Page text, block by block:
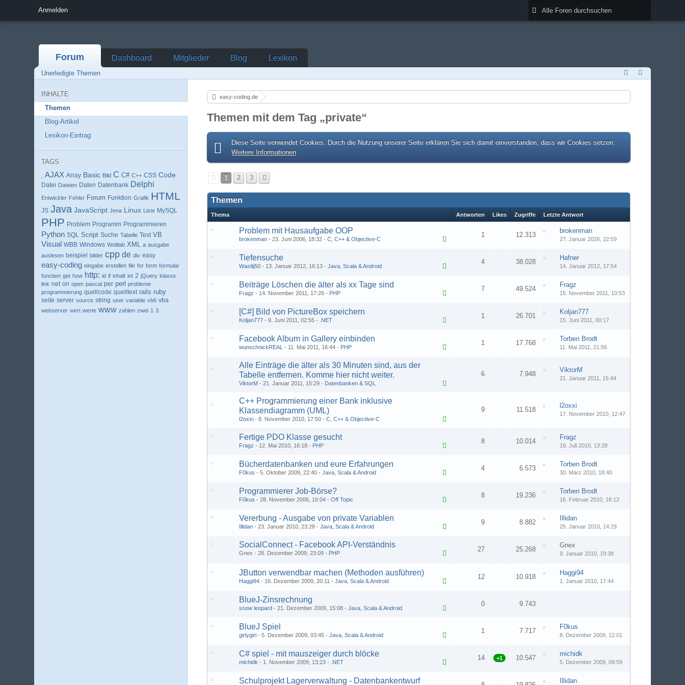
Anmelden
Forum Dashboard Mitglieder Blog Lexikon
Unerledigte Themen
INHALTE
Themen
Blog-Artikel
Lexikon-Eintrag
TAGS
; AJAX Array Basic Bild C C# C++ CSS Code
Datei Dateien Daten Datenbank Delphi
Entwickler Fehler Forum Funktion Grafik HTML
JS Java JavaScript Jena Linux Liste MySQL
PHP Problem Programm Programmieren
Python SQL Script Suche Tabelle Text VB
Visual WBB Windows Woltlab XML a ausgabe
auslesen beispiel bilder cpp de div easy
easy-coding eingabe erstellen file for form formular
function get how http: id if inhalt int 2 jQuery klasse
link net on open pascal per perl
probleme
programmierung quellcode quelltext rails ruby
seite server source string user variable vb6 vba
webserver wert werte www zahlen zwei 1 3
easy-coding.de
Themen mit dem Tag „private“
Diese Seite verwendet Cookies. Durch die Nutzung unserer Seite erklären Sie sich damit einverstanden, dass wir Cookies setzen.
Weitere Informationen
1 2 3
Themen
Thema Antworten Likes Zugriffe Letzte Antwort
Problem mit Hausaufgabe OOP
brokenman 23. Juni 2006, 18:32 C, C++ & Objective-C
1 12.313
brokenman
27. Januar 2026, 22:59
Tiefensuche
Wasilij50 13. Januar 2012, 16:13 Java, Scala & Android
4 38.028
Hafner
14. Januar 2012, 17:54
Beiträge Löschen die älter als xx Tage sind
Fragz 14. November 2011, 17:26 PHP
7 49.524
Fragz
15. November 2011, 10:53
[C#] Bild von PictureBox speichern
Koljan777 9. Juni 2011, 02:55 .NET
1 26.701
Koljan777
15. Juni 2011, 00:17
Facebook Album in Gallery einbinden
wunschnickREAL 11. Mai 2011, 16:44 PHP
1 17.768
Torben Brodt
11. Mai 2011, 21:56
Alle Einträge die älter als 30 Minuten sind, aus der
Tabelle entfernen. Komme hier nicht weiter.
ViktorM 21. Januar 2011, 15:29 Datenbanken & SQL
6 7.948
ViktorM
21. Januar 2011, 15:44
C++ Programmierung einer Bank inklusive
Klassendiagramm (UML)
l2oxxi 8. November 2010, 17:50 C, C++ & Objective-C
9 11.518
l2oxxi
17. November 2010, 12:47
Fertige PDO Klasse gesucht
Fragz 12. Mai 2010, 16:18 PHP
8 10.014
Fragz
19. Juli 2010, 13:28
Bücherdatenbanken und eure Erfahrungen
F0kus 5. Oktober 2009, 22:40 Java, Scala & Android
4 6.573
Torben Brodt
30. März 2010, 18:40
Programmierer Job-Börse?
F0kus 28. November 2006, 16:04 Off Topic
8 19.236
Torben Brodt
16. Februar 2010, 18:12
Vererbung - Ausgabe von private Variablen
Illidan 23. Januar 2010, 23:28 Java, Scala & Android
9 8.882
Illidan
25. Januar 2010, 14:29
SocialConnect - Facebook API-Verständnis
Gnex 28. Dezember 2009, 23:09 PHP 27 25.268
Gnex
9. Januar 2010, 19:38
JButton verwendbar machen (Methoden ausführen)
Haggi94 16. Dezember 2009, 20:11 Java, Scala & Android
12 10.918
Haggi94
1. Januar 2010, 17:44
BlueJ-Zinsrechnung
snow leopard 21. Dezember 2009, 15:08 Java, Scala & Android
0 9.743
BlueJ Spiel
girlygirl 5. Dezember 2009, 03:45 Java, Scala & Android
1 7.717
F0kus
8. Dezember 2009, 12:01
C# spiel - mit mauszeiger durch blöcke
michidk 1. November 2009, 13:23 .NET
14 +1 10.547
michidk
5. Dezember 2009, 09:59
Schulprojekt Lagerverwaltung - Datenbankentwurf Illidan